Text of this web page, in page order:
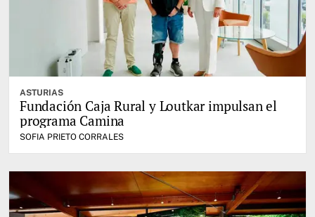
ASTURIAS
Fundación Caja Rural y Loutkar impulsan el
programa Camina
SOFIA PRIETO CORRALES